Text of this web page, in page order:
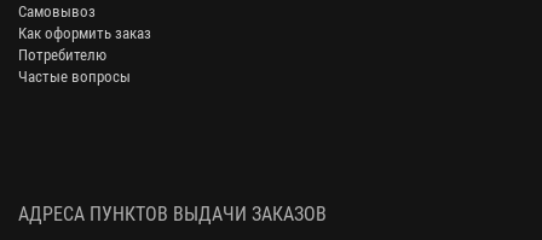
Самовывоз
Как оформить заказ
Потребителю
Частые вопросы
АДРЕСА ПУНКТОВ ВЫДАЧИ ЗАКАЗОВ